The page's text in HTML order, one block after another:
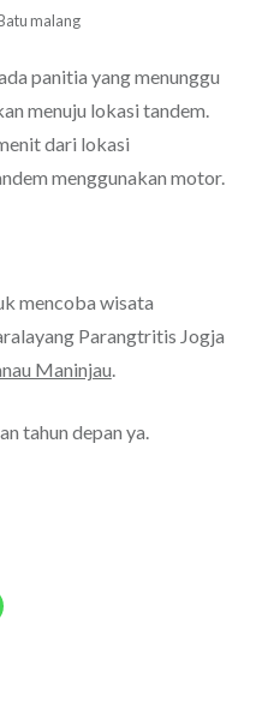
malang
panitia yang menunggu
menuju lokasi tandem.
dari lokasi
menggunakan motor.
mencoba wisata
Parangtritis Jogja
Maninjau.
tahun depan ya.